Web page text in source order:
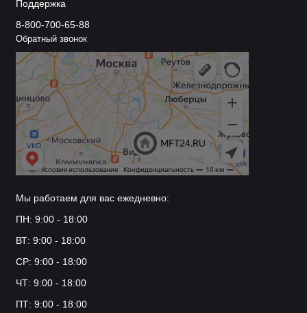
Строительные измерения
Черчение
Шитье и рукоделие
Материалы изготовления:
Пластик (полипропилен, акрил)
Дерево
Металл (нержавеющая сталь)
Комбинированные материалы
Особенности и
преимущества:
Долговечность материалов
Устойчивость к износу
Поддержка
8-800-700-65-88
Обратный звонок
Мы работаем для вас ежедневно:
ПН: 9:00 - 18:00
ВТ: 9:00 - 18:00
СР: 9:00 - 18:00
ЧТ: 9:00 - 18:00
ПТ: 9:00 - 18:00